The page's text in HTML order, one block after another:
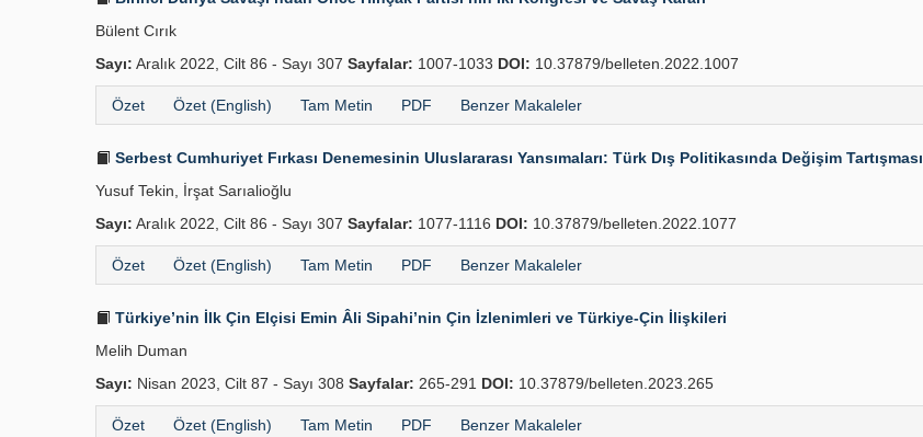
Bülent Cırık
Sayı: Aralık 2022, Cilt 86 - Sayı 307 Sayfalar: 1007-1033 DOI: 10.37879/belleten.2022.1007
Özet Özet (English) Tam Metin PDF Benzer Makaleler
Serbest Cumhuriyet Fırkası Denemesinin Uluslararası Yansımaları: Türk Dış Politikasında Değişim Tartışması
Yusuf Tekin, İrşat Sarıalioğlu
Sayı: Aralık 2022, Cilt 86 - Sayı 307 Sayfalar: 1077-1116 DOI: 10.37879/belleten.2022.1077
Özet Özet (English) Tam Metin PDF Benzer Makaleler
Türkiye’nin İlk Çin Elçisi Emin Âli Sipahi’nin Çin İzlenimleri ve Türkiye-Çin İlişkileri
Melih Duman
Sayı: Nisan 2023, Cilt 87 - Sayı 308 Sayfalar: 265-291 DOI: 10.37879/belleten.2023.265
Özet Özet (English) Tam Metin PDF Benzer Makaleler